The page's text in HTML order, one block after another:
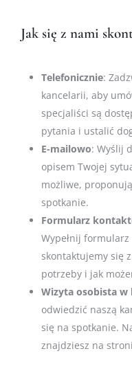
Jak się z nami
Telefonicznie:
kancelarii, aby
specjaliści są
pytania i ustalić
E-mailowo: Wyślij
opisem Twojej
możliwe,
spotkanie.
Formularz
Wypełnij
skontaktujemy się
potrzeby i jak
Wizyta osobista w
odwiedzić naszą
się na spotkanie.
znajdziesz na